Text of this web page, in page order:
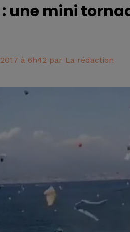
une mini
à 6h42 par La rédaction